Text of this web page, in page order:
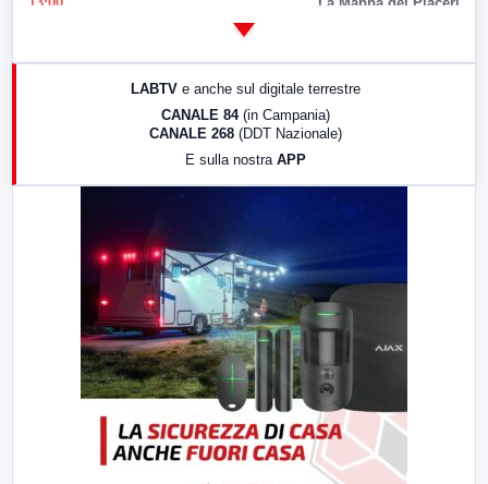
LABTV e anche sul digitale terrestre
CANALE 84 (in Campania)
CANALE 268 (DDT Nazionale)
E sulla nostra APP